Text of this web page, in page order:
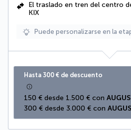
El traslado en tren del centro
KIX
Puede personalizarse en la
Hasta 300 € de descuento
150 € desde 1.500 € con
300 € desde 3.000 € con